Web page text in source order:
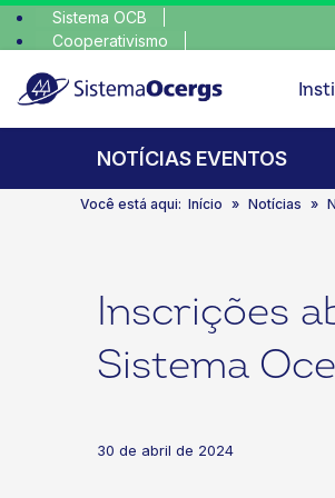
Sistema OCB
Cooperativismo
NOTÍCIAS EVENTOS
Você está aqui: Início Notícias
Inscrições
Sistema
30 de abril de 2024